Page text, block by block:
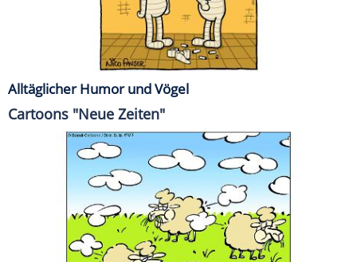
Alltäglicher Humor und Vögel
Cartoons "Neue Zeiten"